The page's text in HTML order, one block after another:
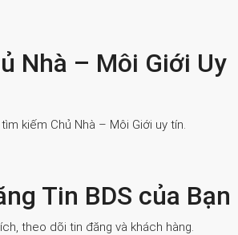
Nhà – Môi Giới Uy
kiếm Chủ Nhà – Môi Giới uy tín.
Tin BDS của Bạn
theo dõi tin đăng và khách hàng.